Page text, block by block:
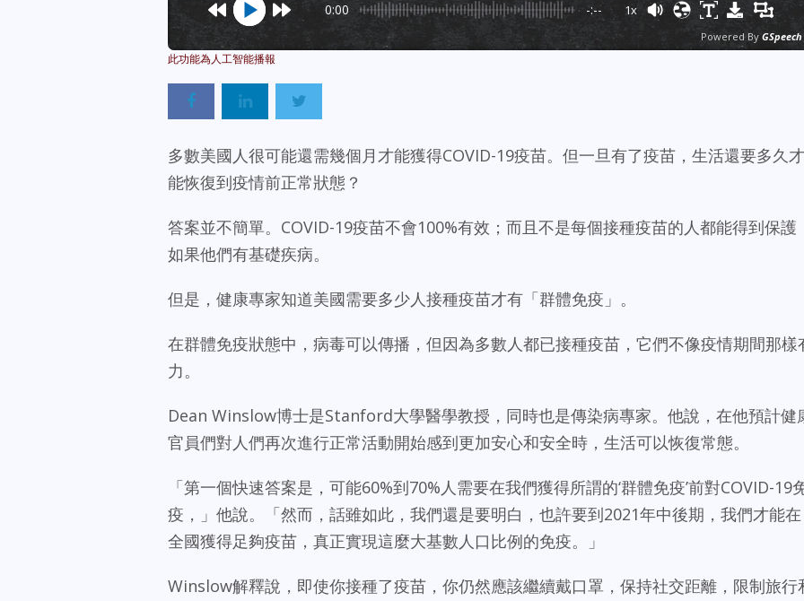
0:00 -:-- 1x
Powered By GSpeech
多數美國人很可能還需幾個月才能獲得COVID-19疫苗。但一旦有了疫苗，生活還要多久才
能恢復到疫情前正常狀態？
答案並不簡單。COVID-19疫苗不會100%有效；而且不是每個接種疫苗的人都能得到保護
如果他們有基礎疾病。
但是，健康專家知道美國需要多少人接種疫苗才有「群體免疫」。
在群體免疫狀態中，病毒可以傳播，但因為多數人都已接種疫苗，它們不像疫情期間那樣
力。
Dean Winslow博士是Stanford大學醫學教授，同時也是傳染病專家。他說，在他預計健
官員們對人們再次進行正常活動開始感到更加安心和安全時，生活可以恢復常態。
「第一個快速答案是，可能60%到70%人需要在我們獲得所謂的‘群體免疫’前對COVID-19
疫，」他說。「然而，話雖如此，我們還是要明白，也許要到2021年中後期，我們才能在
全國獲得足夠疫苗，真正實現這麼大基數人口比例的免疫。」
Winslow解釋說，即使你接種了疫苗，你仍然應該繼續戴口罩，保持社交距離，限制旅行